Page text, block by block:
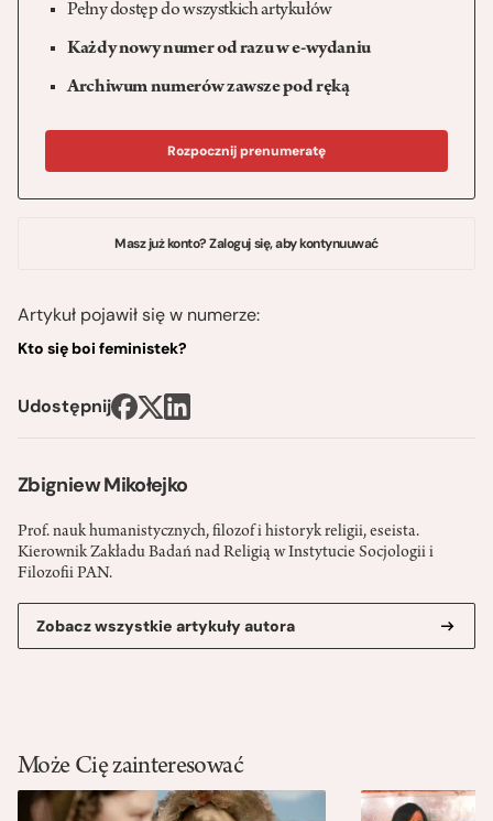
Zbigniew Mikołejko
Prof. nauk humanistycznych, filozof i historyk religii, eseista.
Kierownik Zakładu Badań nad Religią w Instytucie Socjologii i
Filozofii PAN.
Zobacz wszystkie artykuły autora
Pełny dostęp do wszystkich artykułów
Każdy nowy numer od razu w e-wydaniu
Archiwum numerów zawsze pod ręką
Rozpocznij prenumeratę
Masz już konto? Zaloguj się, aby kontynuuwać
Artykuł pojawił się w numerze:
Kto się boi feministek?
Udostępnij
Może Cię zainteresować